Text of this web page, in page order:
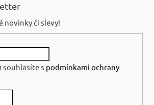
novinky či slevy!
souhlasíte s podmínkami ochrany